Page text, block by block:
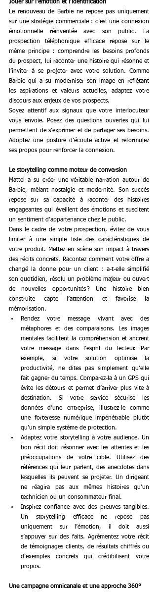
Jouer sur l’émotion et l’identification
Le renouveau de Barbie ne repose pas uniquement
sur une stratégie commerciale : c’est une connexion
émotionnelle réinventée avec son public. La
prospection téléphonique efficace repose sur le
même principe : comprendre les besoins profonds
du prospect, lui raconter une histoire qui résonne et
l’inviter à se projeter avec votre solution. Comme
Barbie qui a su moderniser son image en reflétant
les aspirations et valeurs actuelles, adaptez votre
discours aux enjeux de vos prospects.
Soyez attentif aux signaux que votre interlocuteur
vous envoie. Posez des questions ouvertes qui lui
permettent de s’exprimer et de partager ses besoins.
Adoptez une posture d’écoute active et reformulez
ses propos pour renforcer la connexion.
Le storytelling comme moteur de conversion
Mattel a su créer une véritable narration autour de
Barbie, mêlant nostalgie et modernité. Son succès
repose sur sa capacité à raconter des histoires
engageantes qui éveillent des émotions et suscitent
un sentiment d’appartenance chez le public.
Dans le cadre de votre prospection, évitez de vous
limiter à une simple liste des caractéristiques de
votre produit. Mettez en scène son impact à travers
des récits concrets. Racontez comment votre offre a
changé la donne pour un client : a-t-elle simplifié
son quotidien, résolu un problème majeur ou ouvert
de nouvelles opportunités ? Une histoire bien
construite capte l’attention et favorise la
mémorisation.
Rendez votre message vivant avec des
métaphores et des comparaisons. Les images
mentales facilitent la compréhension et ancrent
votre message dans l’esprit du lecteur. Par
exemple, si votre solution optimise la
productivité, ne dites pas simplement qu’elle
fait gagner du temps. Comparez-la à un GPS qui
évite les détours et permet d’arriver plus vite à
destination. Si votre service sécurise les
données d’une entreprise, illustrez-le comme
une forteresse numérique impénétrable plutôt
qu’un simple système de protection.
Adaptez votre storytelling à votre audience. Un
bon récit doit résonner avec les attentes et les
préoccupations de votre cible. Utilisez des
références qui leur parlent, des anecdotes dans
lesquelles ils peuvent se projeter. Un dirigeant
ne réagira pas aux mêmes histoires qu’un
technicien ou un consommateur final.
Inspirez confiance avec des preuves tangibles.
Un storytelling efficace ne repose pas
uniquement sur l’émotion, il doit aussi
s’appuyer sur des faits. Agrémentez votre récit
de témoignages clients, de résultats chiffrés ou
d’exemples concrets qui crédibilisent votre
propos.
Une campagne omnicanale et une approche 360°